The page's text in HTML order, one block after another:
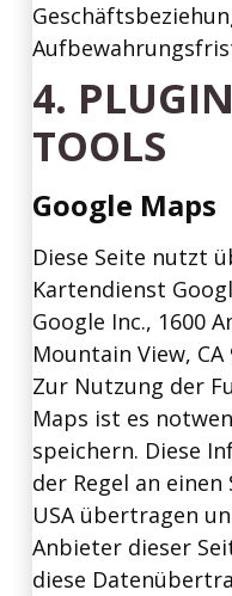
4.
TOOLS
Google Maps
Diese Seite nutzt
Kartendienst
Google Inc., 1600
Mountain View, CA
Zur Nutzung der
Maps ist es
speichern. Diese
der Regel an
USA übertragen
Anbieter dieser
diese